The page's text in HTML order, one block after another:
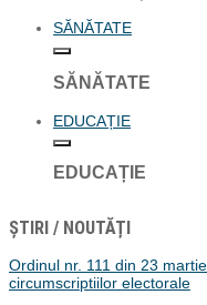
SĂNĂTATE
SĂNĂTATE
EDUCAȚIE
EDUCAȚIE
ȘTIRI / NOUTĂȚI
Ordinul nr. 111 din 23
circumscriptiilor electorale